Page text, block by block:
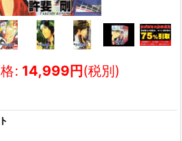
: 14,999円(税別)